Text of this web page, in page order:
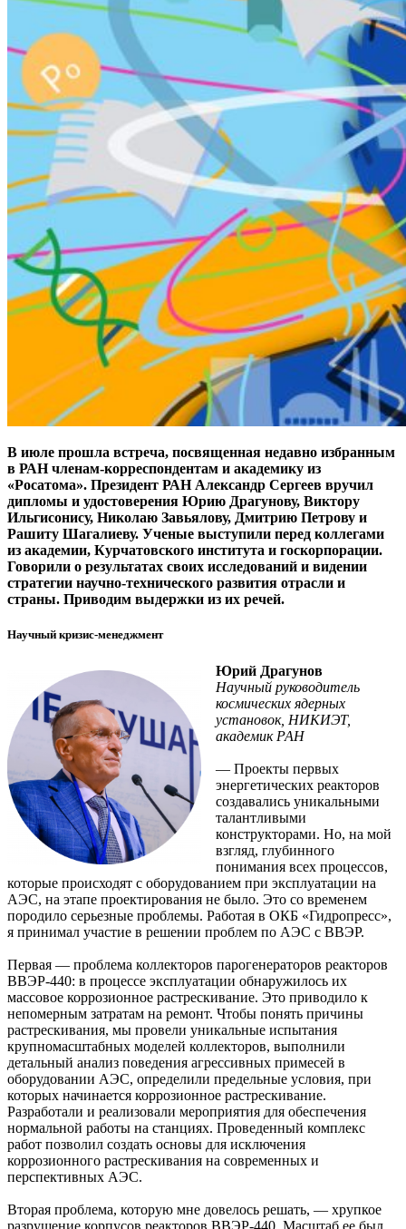
В июле прошла встреча, посвященная недавно избранным
в РАН членам-корреспондентам и академику из
«Росатома». Президент РАН Александр Сергеев вручил
дипломы и удостоверения Юрию Драгунову, Виктору
Ильгисонису, Николаю Завьялову, Дмитрию Петрову и
Рашиту Шагалиеву. Ученые выступили перед коллегами
из академии, Курчатовского института и госкорпорации.
Говорили о результатах своих исследований и видении
стратегии научно-технического развития отрасли и
страны. Приводим выдержки из их речей.
Научный кризис-менеджмент
Юрий Драгунов
Научный руководитель
космических ядерных
установок, НИКИЭТ,
академик РАН
— Проекты первых
энергетических реакторов
создавались уникальными
талантливыми
конструкторами. Но, на мой
взгляд, глубинного
понимания всех процессов,
которые происходят с оборудованием при эксплуатации на
АЭС, на этапе проектирования не было. Это со временем
породило серьезные проблемы. Работая в ОКБ «Гидропресс»,
я принимал участие в решении проблем по АЭС с ВВЭР.
Первая — проблема коллекторов парогенераторов реакторов
ВВЭР-440: в процессе эксплуатации обнаружилось их
массовое коррозионное растрескивание. Это приводило к
непомерным затратам на ремонт. Чтобы понять причины
растрескивания, мы провели уникальные испытания
крупномасштабных моделей коллекторов, выполнили
детальный анализ поведения агрессивных примесей в
оборудовании АЭС, определили предельные условия, при
которых начинается коррозионное растрескивание.
Разработали и реализовали мероприятия для обеспечения
нормальной работы на станциях. Проведенный комплекс
работ позволил создать основы для исключения
коррозионного растрескивания на современных и
перспективных АЭС.
Вторая проблема, которую мне довелось решать, — хрупкое
разрушение корпусов реакторов ВВЭР-440. Масштаб ее был